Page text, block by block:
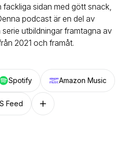
sidan med gött snack,
podcast är en del av
utbildningar framtagna av
2021 och framåt.
Spotify Amazon Music
Feed Follow on other platforms